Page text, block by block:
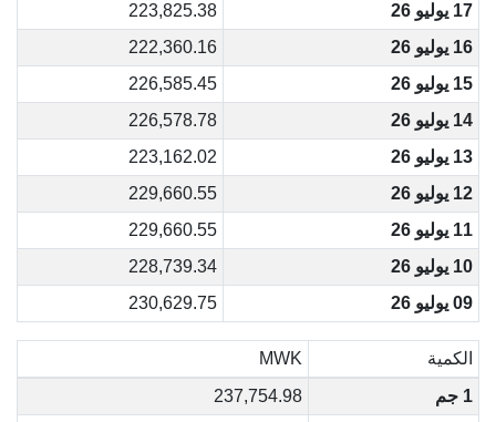
17 يوليو 26
223,825.38
16 يوليو 26
222,360.16
15 يوليو 26
226,585.45
14 يوليو 26
226,578.78
13 يوليو 26
223,162.02
12 يوليو 26
229,660.55
11 يوليو 26
229,660.55
10 يوليو 26
228,739.34
09 يوليو 26
230,629.75
الكمية
MWK
1 جم
237,754.98